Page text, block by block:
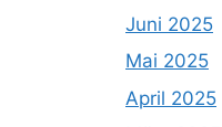
Juni 2025
Mai 2025
April 2025